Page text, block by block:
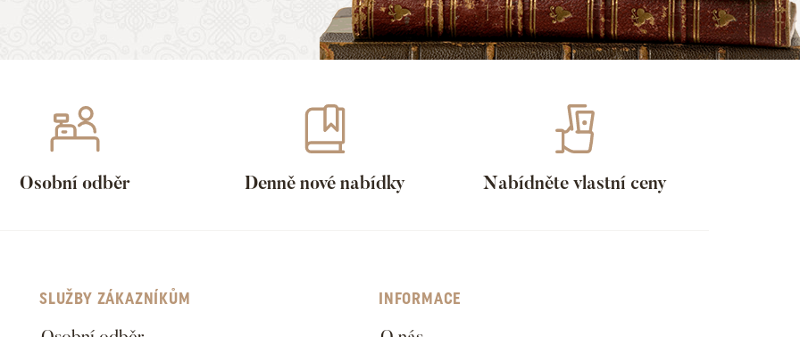
Osobní odběr Denně nové nabídky Nabídněte vlastní ceny
SLUŽBY ZÁKAZNÍKŮM INFORMACE